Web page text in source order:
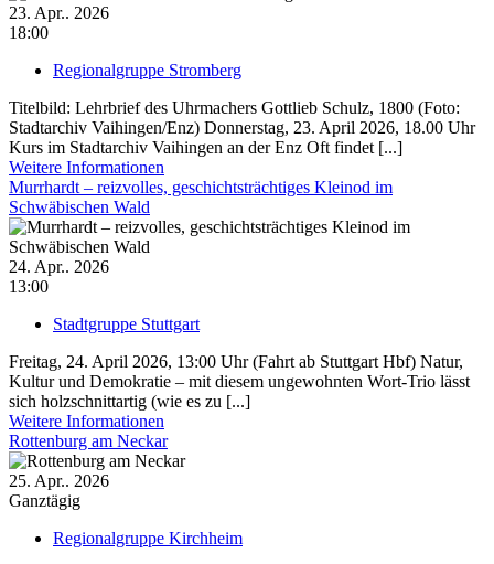
23. Apr.. 2026
18:00
Regionalgruppe Stromberg
Titelbild: Lehrbrief des Uhrmachers Gottlieb Schulz, 1800 (Foto:
Stadtarchiv Vaihingen/Enz) Donnerstag, 23. April 2026, 18.00 Uhr
Kurs im Stadtarchiv Vaihingen an der Enz Oft findet [...]
Weitere Informationen
Murrhardt – reizvolles, geschichtsträchtiges Kleinod im
Schwäbischen Wald
24. Apr.. 2026
13:00
Stadtgruppe Stuttgart
Freitag, 24. April 2026, 13:00 Uhr (Fahrt ab Stuttgart Hbf) Natur,
Kultur und Demokratie – mit diesem ungewohnten Wort-Trio lässt
sich holzschnittartig (wie es zu [...]
Weitere Informationen
Rottenburg am Neckar
25. Apr.. 2026
Ganztägig
Regionalgruppe Kirchheim